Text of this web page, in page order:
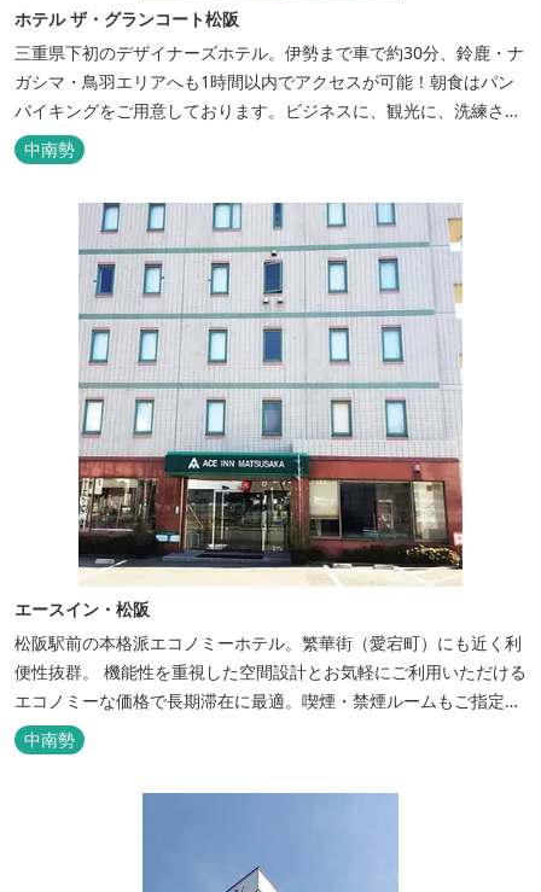
ホテル ザ・グランコート松阪
三重県下初のデザイナーズホテル。伊勢まで車で約30分、鈴鹿・ナ
ガシマ・鳥羽エリアへも1時間以内でアクセスが可能！朝食はパン
バイキングをご用意しております。ビジネスに、観光に、洗練され
た空間の中で上質なひとときをお過ごしください。
中南勢
エースイン・松阪
松阪駅前の本格派エコノミーホテル。繁華街（愛宕町）にも近く利
便性抜群。 機能性を重視した空間設計とお気軽にご利用いただける
エコノミーな価格で長期滞在に最適。喫煙・禁煙ルームもご指定い
ただけます。 無料サービス ・３０種類以上の和洋朝食ビュッフェ
（6:30～9:30） ・アルコールも無料のウェルカムドリンクサービス
（18:00～20:00）
中南勢